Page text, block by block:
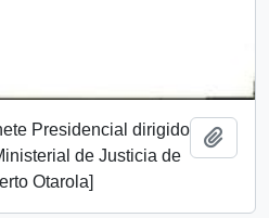
Presidencial dirigido
de Justicia de
Otarola]